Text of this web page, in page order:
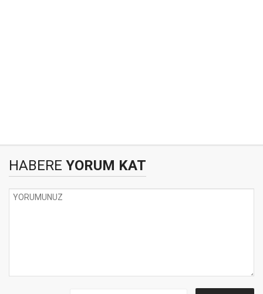
HABERE YORUM KAT